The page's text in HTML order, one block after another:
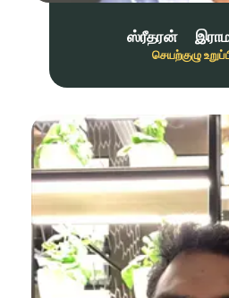
ஸ்ரீதரன்
செயற்குழு